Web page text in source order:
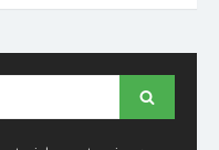
Search